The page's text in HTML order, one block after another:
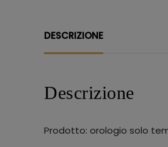
DESCRIZIONE
Descrizione
Prodotto: orologio solo